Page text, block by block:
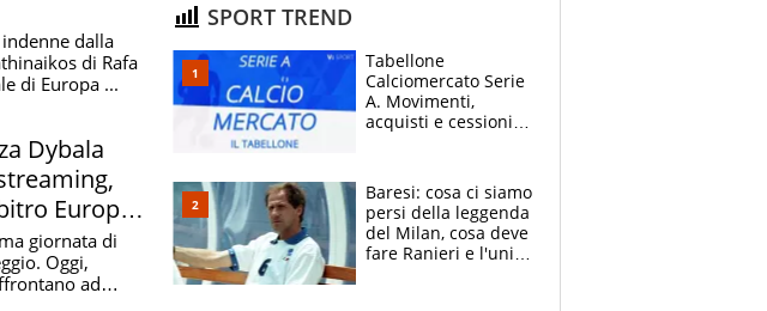
dalla
di Rafa
di Europa ...
Dybala
Europa
giornata di
Oggi,
ad
SPORT TREND
Tabellone
Calciomercato Serie
A. Movimenti,
acquisti e cessioni:
Baresi: cosa ci siamo
persi della leggenda
del Milan, cosa deve
fare Ranieri e l'unico